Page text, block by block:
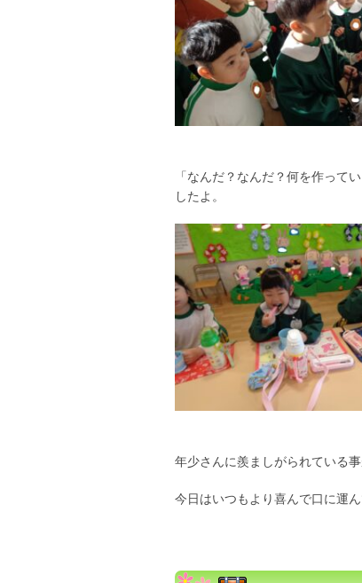
「なんだ？なんだ？何を作って
したよ。
年少さんに羨ましがられている
今日はいつもより喜んで口に運